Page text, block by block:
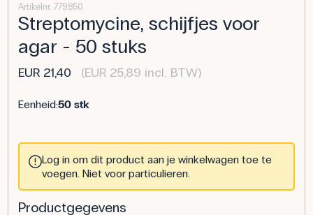
Artikelnr. 779850
Streptomycine, schijfjes voor
agar - 50 stuks
EUR 21,40 (EUR 25,89 incl. BTW)
Eenheid:50 stk
Log in om dit product aan je winkelwagen toe te
voegen. Niet voor particulieren.
Productgegevens